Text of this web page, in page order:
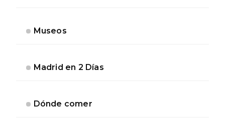
Museos
Madrid en 2 Días
Dónde comer